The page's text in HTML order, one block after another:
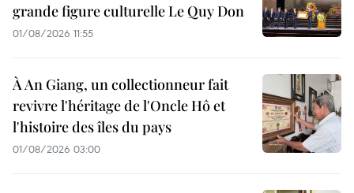
grande figure culturelle Le Quy Don
01/08/2026 11:55
À An Giang, un collectionneur fait
revivre l'héritage de l'Oncle Hô et
l'histoire des îles du pays
01/08/2026 03:00